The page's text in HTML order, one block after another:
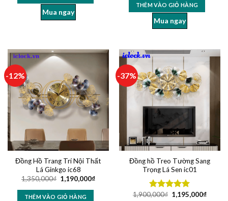
Mua ngay
THÊM VÀO GIỎ HÀNG
Mua ngay
-12%
Đồng Hồ Trang Trí Nội Thất
Lá Ginkgo ic68
1,350,000₫ 1,190,000₫
THÊM VÀO GIỎ HÀNG
-37%
Đồng hồ Treo Tường Sang
Trọng Lá Sen ic01
Được xếp
1,900,000₫ 1,195,000₫